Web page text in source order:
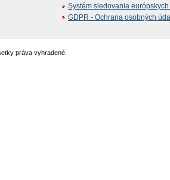
Systém sledovania
GDPR - Ochrana osobných
práva vyhradené.